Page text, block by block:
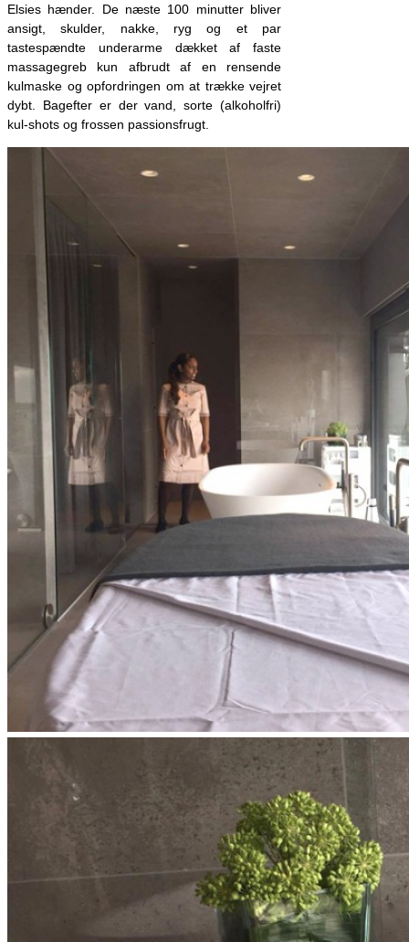
Elsies hænder. De næste 100 minutter bliver
ansigt, skulder, nakke, ryg og et par
tastespændte underarme dækket af faste
massagegreb kun afbrudt af en rensende
kulmaske og opfordringen om at trække vejret
dybt. Bagefter er der vand, sorte (alkoholfri)
kul-shots og frossen passionsfrugt.